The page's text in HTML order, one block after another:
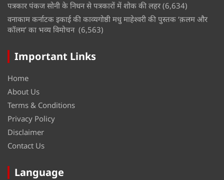
पत्रकार पंकज सोनी के निधन से पत्रकारों में शोक की लहर (6,634)
वनाकाम कर्नाटक इकाई की काव्यगोष्ठी मधु माहेश्वरी की पुस्तक ‘क़लम और
कॉलम’ का भव्य विमोचन (6,563)
Important Links
Home
About Us
Terms & Conditions
Privacy Policy
Disclaimer
Contact Us
Language